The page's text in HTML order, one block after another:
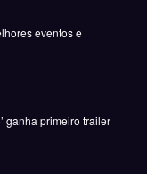
eventos e
ganha primeiro trailer